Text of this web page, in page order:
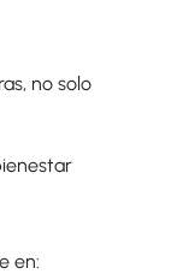
no solo
en: